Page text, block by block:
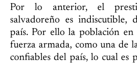
Por lo anterior, el
salvadoreño es
país. Por ello la población en
fuerza armada, como una de
confiables del país, lo cual es